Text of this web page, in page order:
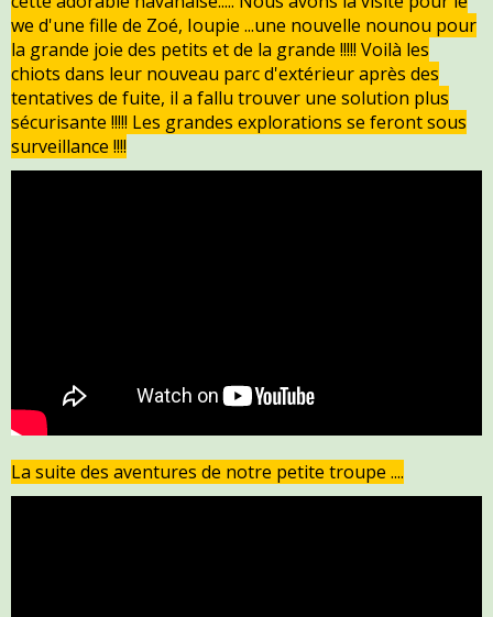
we d'une fille de Zoé, Ioupie ...une nouvelle nounou pour
la grande joie des petits et de la grande !!!!! Voilà les
chiots dans leur nouveau parc d'extérieur après des
tentatives de fuite, il a fallu trouver une solution plus
sécurisante !!!!! Les grandes explorations se feront sous
surveillance !!!!
La suite des aventures de notre petite troupe ....